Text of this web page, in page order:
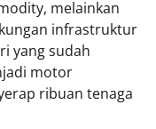
melainkan
infrastruktur
yang sudah
motor
ribuan tenaga